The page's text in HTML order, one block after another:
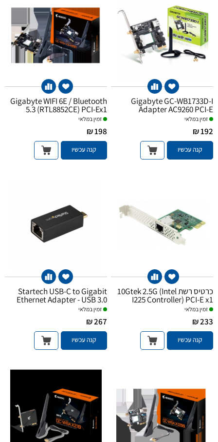
Gigabyte GC-WB1733D-I
Adapter AC9260 PCI-E
זמין במלאי
192 ₪
קנה עכשיו
Gigabyte WIFI 6E / Bluetooth
5.3 (RTL8852CE) PCI-Ex1
זמין במלאי
198 ₪
קנה עכשיו
כרטיס רשת 10Gtek 2.5G (Intel
I225 Controller) PCI-E x1
Network Card
זמין במלאי
233 ₪
קנה עכשיו
Startech USB-C to Gigabit
Ethernet Adapter - USB 3.0
זמין במלאי
267 ₪
קנה עכשיו